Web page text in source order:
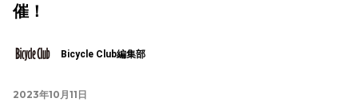
催！
Bicycle Club編集部
2023年10月11日